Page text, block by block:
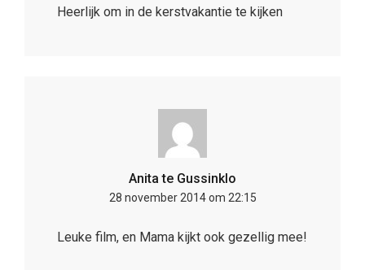
Heerlijk om in de kerstvakantie te kijken
Anita te Gussinklo
28 november 2014 om 22:15
Leuke film, en Mama kijkt ook gezellig mee!